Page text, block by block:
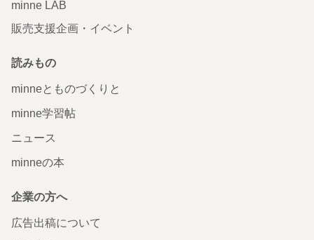
minne LAB
販売支援企画・イベント
読みもの
minneとものづくりと
minne学習帖
ニュース
minneの本
企業の方へ
広告出稿について